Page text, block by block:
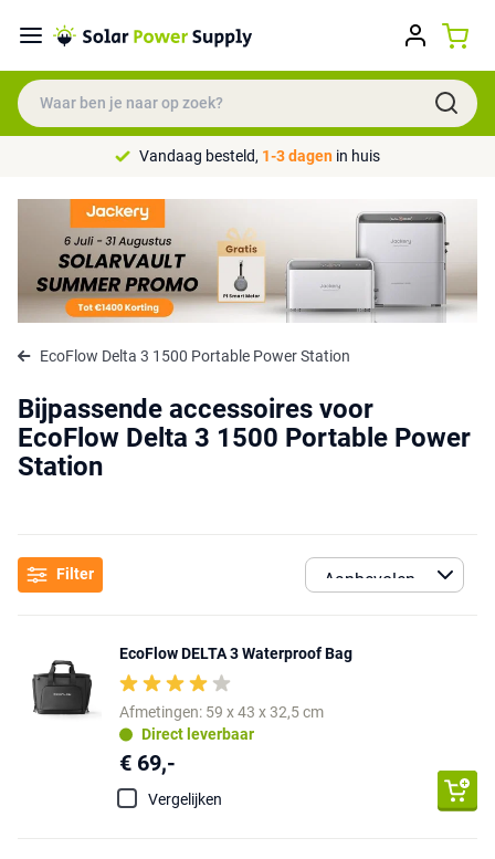
Vandaag besteld, 1-3 dagen in huis
EcoFlow Delta 3 1500 Portable Power Station
Bijpassende accessoires voor
EcoFlow Delta 3 1500 Portable Power
Station
Filter
EcoFlow DELTA 3 Waterproof Bag
Afmetingen: 59 x 43 x 32,5 cm
Direct leverbaar
€ 69,-
Vergelijken